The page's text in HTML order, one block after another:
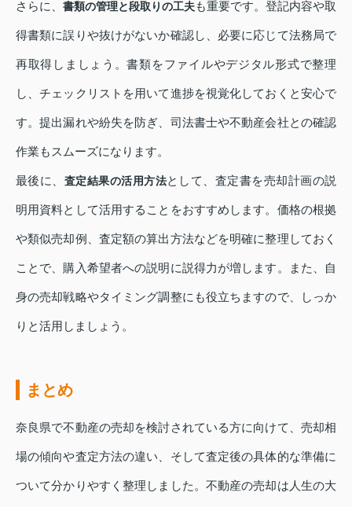
さらに、 書類の管理と段取りの工夫も重要です。登記内容や取
得書類に誤りや抜けがないか確認し、必要に応じて法務局で
再取得しましょう。書類をファイルやデジタル形式で整理
し、チェックリストを用いて進捗を視覚化しておくと安心で
す。提出漏れや紛失を防ぎ、司法書士や不動産会社との確認
作業もスムーズになります。
最後に、 査定結果の活用方法として、査定書を売却計画の説
明用資料として活用することをおすすめします。価格の根拠
や類似売却例、査定額の算出方法などを明確に整理しておく
ことで、購入希望者への説明に説得力が増します。また、自
身の売却戦略やタイミング調整にも役立ちますので、しっか
りと活用しましょう。
まとめ
奈良県で不動産の売却を検討されている方に向けて、売却相
場の傾向や査定方法の違い、そして査定後の具体的な準備に
ついて分かりやすく整理しました。不動産の売却は人生の大